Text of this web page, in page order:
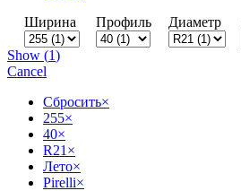
Ширина
Профиль Диаметр
Show (1)
Cancel
Сбросить×
255×
40×
R21 ×
Лето×
Pirelli×